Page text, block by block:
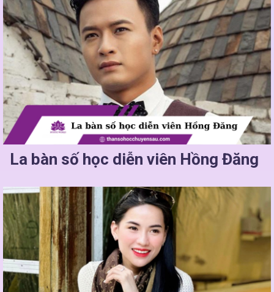
La bàn số học diễn viên Hồng Đăng